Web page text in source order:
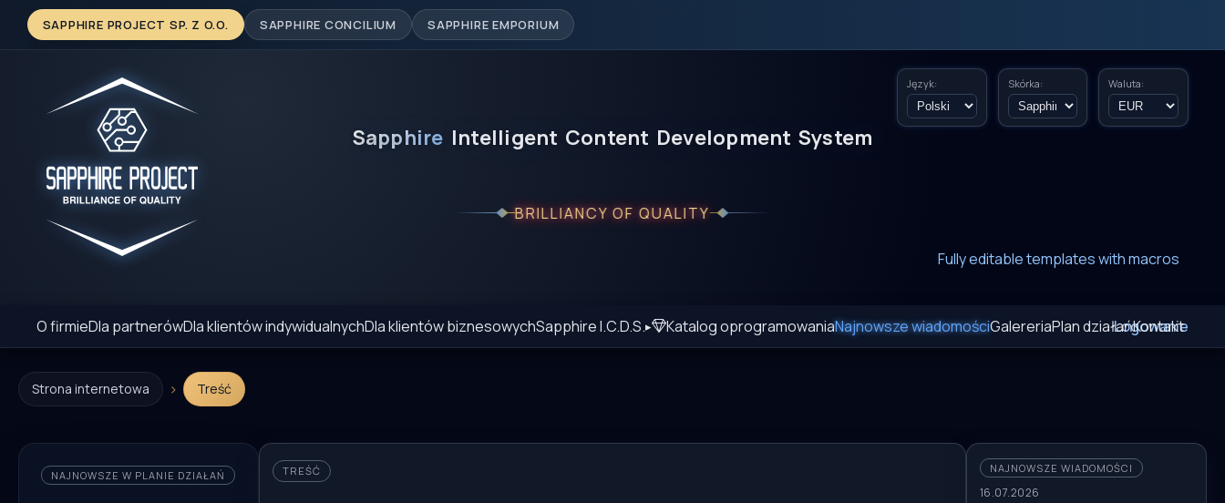
SAPPHIRE PROJECT SP. Z O.O. SAPPHIRE CONCILIUM SAPPHIRE EMPORIUM
Język: Skórka: Waluta:
Sapphire Intelligent Content Development System
Fully editable templates with macros
BRILLIANCY OF QUALITY
Logowanie
O firmieDla partnerówDla klientów indywidualnychDla klientów biznesowychSapphire I.C.D.S. Katalog oprogramowaniaNajnowsze wiadomościGalereriaPlan działańKontakt
Strona internetowa › Treść
NAJNOWSZE W PLANIE DZIAŁAŃ TREŚĆ NAJNOWSZE WIADOMOŚCI
16.07.2026